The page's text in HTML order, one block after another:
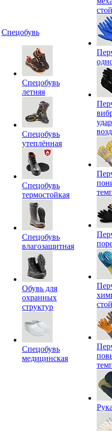
Спецобувь
Спецобувь
летняя
Спецобувь
утеплённая
Спецобувь
термостойкая
Спецобувь
влагозащитная
Обувь для
охранных
структур
Спецобувь
медицинская